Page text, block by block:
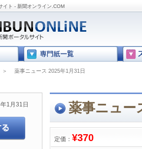
イト - 新聞オンライン.COM
薬事ニュース 2025年1月31日
薬事ニュー
定価： ¥370